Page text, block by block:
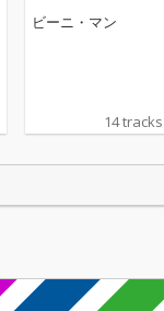
ビーニ・マン
14 tracks